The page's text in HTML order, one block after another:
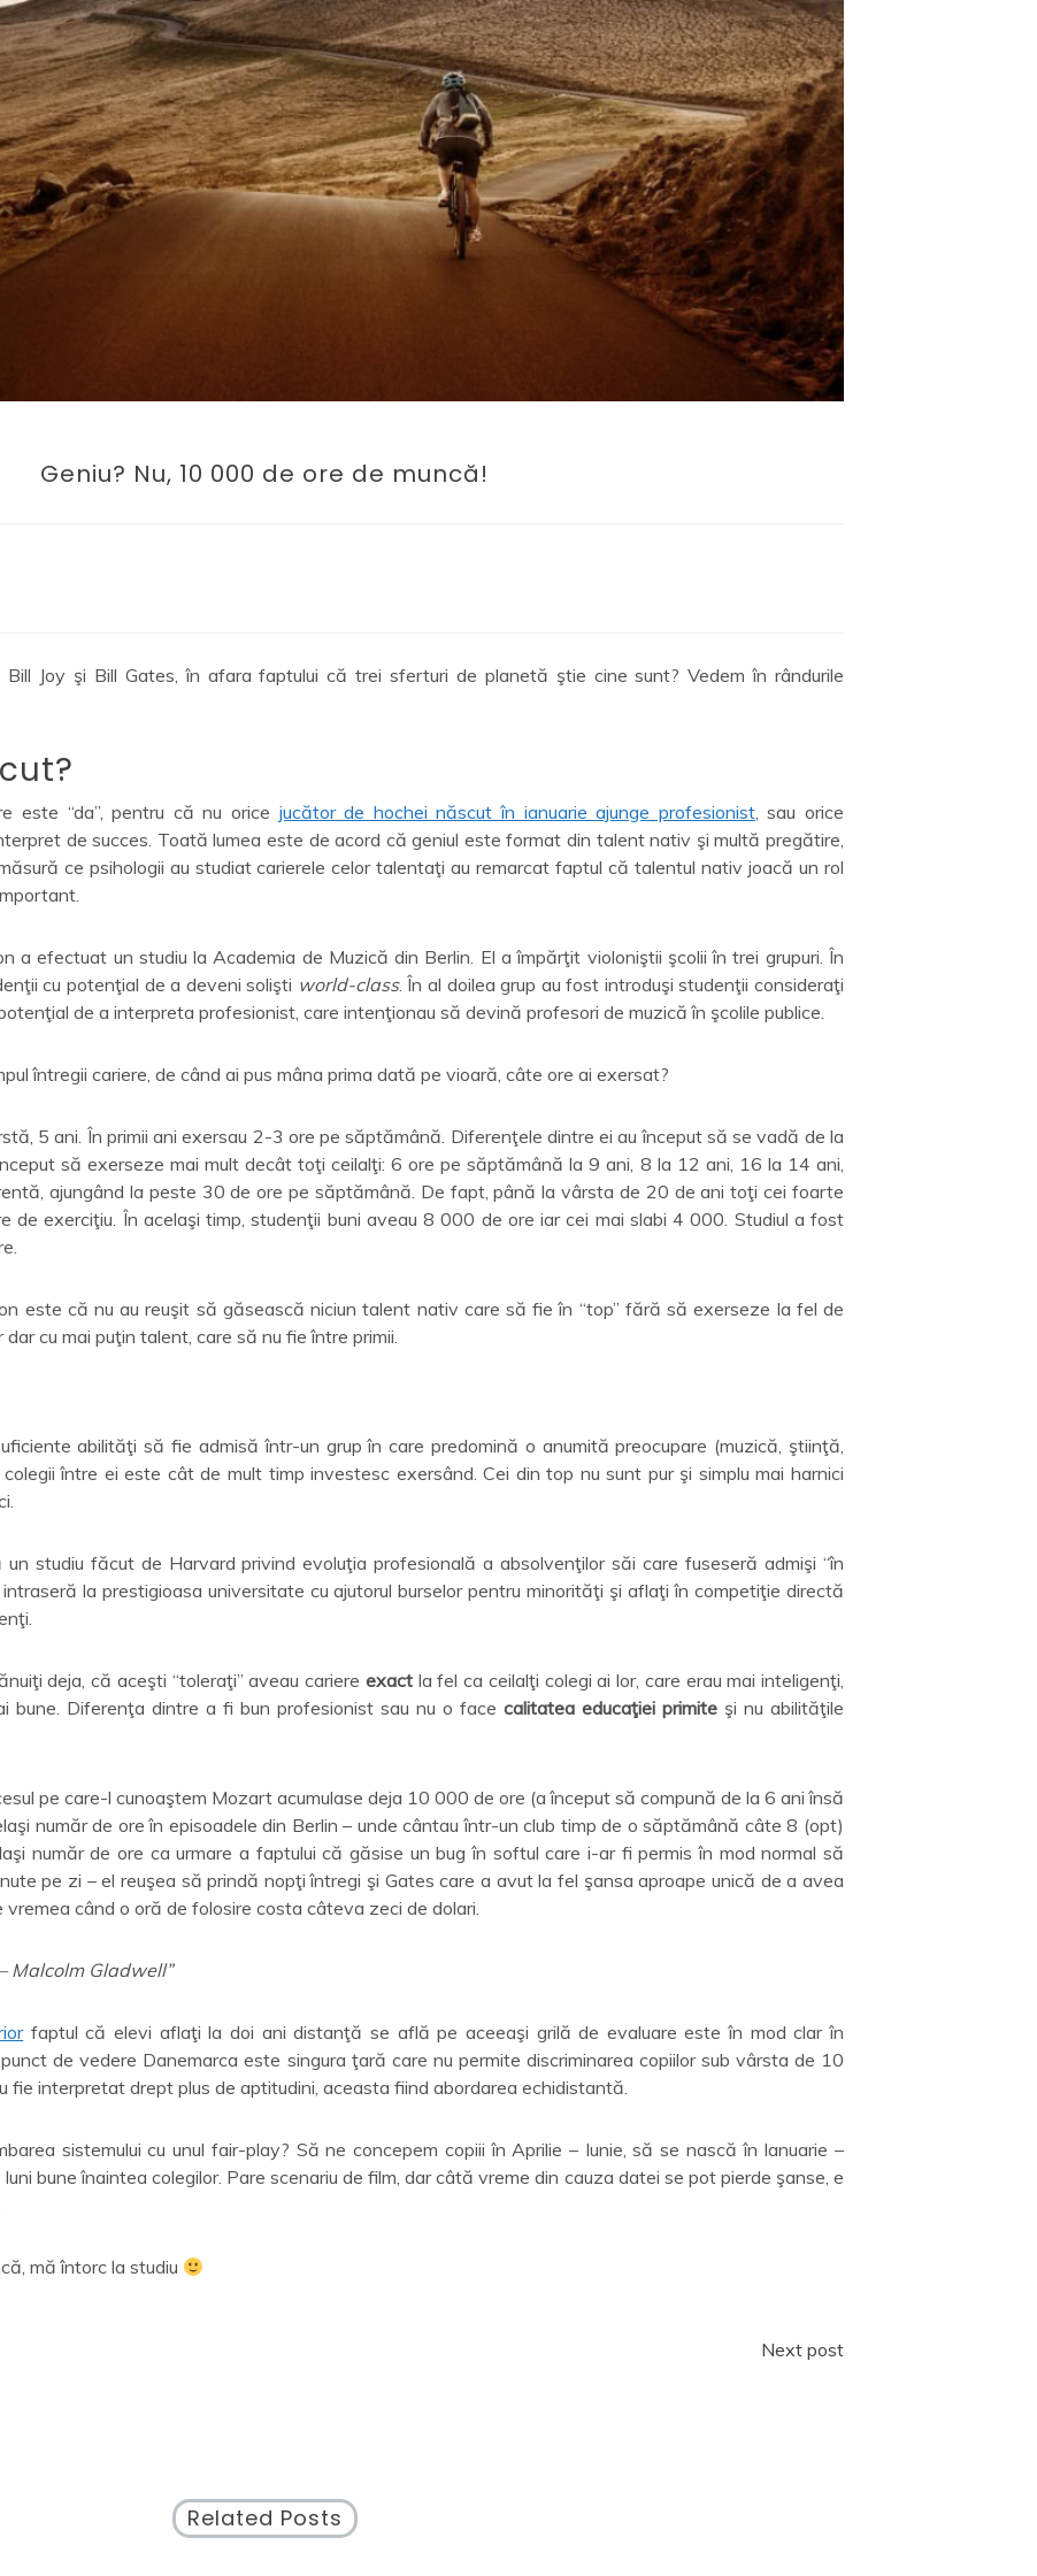
Geniu? Nu, 10 000 de ore de muncă!
Joy şi Bill Gates, în afara faptului că trei sferturi de planetă ştie cine sunt? Vedem în rândurile
este “da”, pentru că nu orice jucător de hochei născut în ianuarie ajunge profesionist, sau orice
de succes. Toată lumea este de acord că geniul este format din talent nativ şi multă pregătire,
ce psihologii au studiat carierele celor talentaţi au remarcat faptul că talentul nativ joacă un rol
a efectuat un studiu la Academia de Muzică din Berlin. El a împărţit violoniştii şcolii în trei grupuri. În
cu potenţial de a deveni solişti world-class. În al doilea grup au fost introduşi studenţii consideraţi
de a interpreta profesionist, care intenţionau să devină profesori de muzică în şcolile publice.
întregii cariere, de când ai pus mâna prima dată pe vioară, câte ore ai exersat?
5 ani. În primii ani exersau 2-3 ore pe săptămână. Diferenţele dintre ei au început să se vadă de la
să exerseze mai mult decât toţi ceilalţi: 6 ore pe săptămână la 9 ani, 8 la 12 ani, 16 la 14 ani,
ajungând la peste 30 de ore pe săptămână. De fapt, până la vârsta de 20 de ani toţi cei foarte
de exerciţiu. În acelaşi timp, studenţii buni aveau 8 000 de ore iar cei mai slabi 4 000. Studiul a fost
este că nu au reuşit să găsească niciun talent nativ care să fie în “top” fără să exerseze la fel de
cu mai puţin talent, care să nu fie între primii.
abilităţi să fie admisă într-un grup în care predomină o anumită preocupare (muzică, ştiinţă,
între ei este cât de mult timp investesc exersând. Cei din top nu sunt pur şi simplu mai harnici
studiu făcut de Harvard privind evoluţia profesională a absolvenţilor săi care fuseseră admişi “în
la prestigioasa universitate cu ajutorul burselor pentru minorităţi şi aflaţi în competiţie directă
deja, că aceşti “toleraţi” aveau cariere exactla fel ca ceilalţi colegi ai lor, care erau mai inteligenţi,
bune. Diferenţa dintre a fi bun profesionist sau nu o face calitatea educaţiei primite şi nu abilităţile
pe care-l cunoaştem Mozart acumulase deja 10 000 de ore (a început să compună de la 6 ani însă
număr de ore în episoadele din Berlin – unde cântau într-un club timp de o săptămână câte 8 (opt)
număr de ore ca urmare a faptului că găsise un bug în softul care i-ar fi permis în mod normal să
pe zi – el reuşea să prindă nopţi întregi şi Gates care a avut la fel şansa aproape unică de a avea
când o oră de folosire costa câteva zeci de dolari.
Malcolm Gladwell”
faptul că elevi aflaţi la doi ani distanţă se află pe aceeaşi grilă de evaluare este în mod clar în
de vedere Danemarca este singura ţară care nu permite discriminarea copiilor sub vârsta de 10
fie interpretat drept plus de aptitudini, aceasta fiind abordarea echidistantă.
sistemului cu unul fair-play? Să ne concepem copiii în Aprilie – Iunie, să se nască în Ianuarie –
bune înaintea colegilor. Pare scenariu de film, dar câtă vreme din cauza datei se pot pierde şanse, e
mă întorc la studiu
Next post
Related Posts